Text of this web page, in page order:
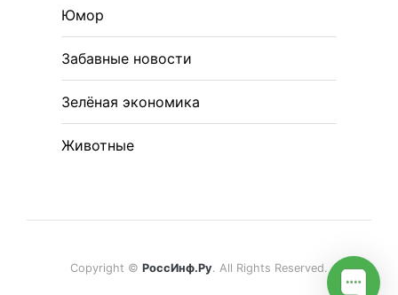
Юмор
Забавные новости
Зелёная экономика
Животные
Copyright © РоссИнф.Ру. All Rights Reserved.